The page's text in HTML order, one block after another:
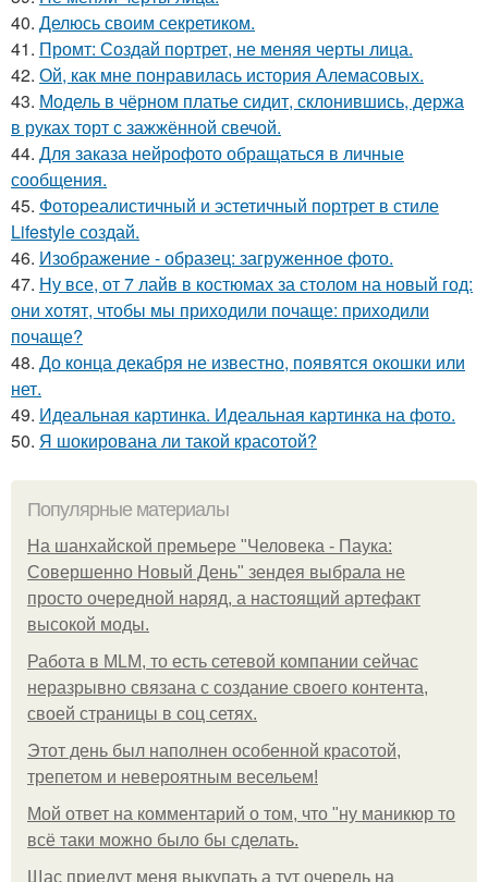
40. Делюсь своим секретиком.
41. Промт: Создай портрет, не меняя черты лица.
42. Ой, как мне понравилась история Алемасовых.
43. Модель в чёрном платье сидит, склонившись, держа
в руках торт с зажжённой свечой.
44. Для заказа нейрофото обращаться в личные
сообщения.
45. Фотореалистичный и эстетичный портрет в стиле
Lifestyle создай.
46. Изображение - образец: загруженное фото.
47. Ну все, от 7 лайв в костюмах за столом на новый год:
они хотят, чтобы мы приходили почаще: приходили
почаще?
48. До конца декабря не известно, появятся окошки или
нет.
49. Идеальная картинка. Идеальная картинка на фото.
50. Я шокирована ли такой красотой?
Популярные материалы
На шанхайской премьере "Человека - Паука:
Совершенно Новый День" зендея выбрала не
просто очередной наряд, а настоящий артефакт
высокой моды.
Работа в MLM, то есть сетевой компании сейчас
неразрывно связана с создание своего контента,
своей страницы в соц сетях.
Этот день был наполнен особенной красотой,
трепетом и невероятным весельем!
Мой ответ на комментарий о том, что "ну маникюр то
всё таки можно было бы сделать.
Щас приедут меня выкупать а тут очередь на